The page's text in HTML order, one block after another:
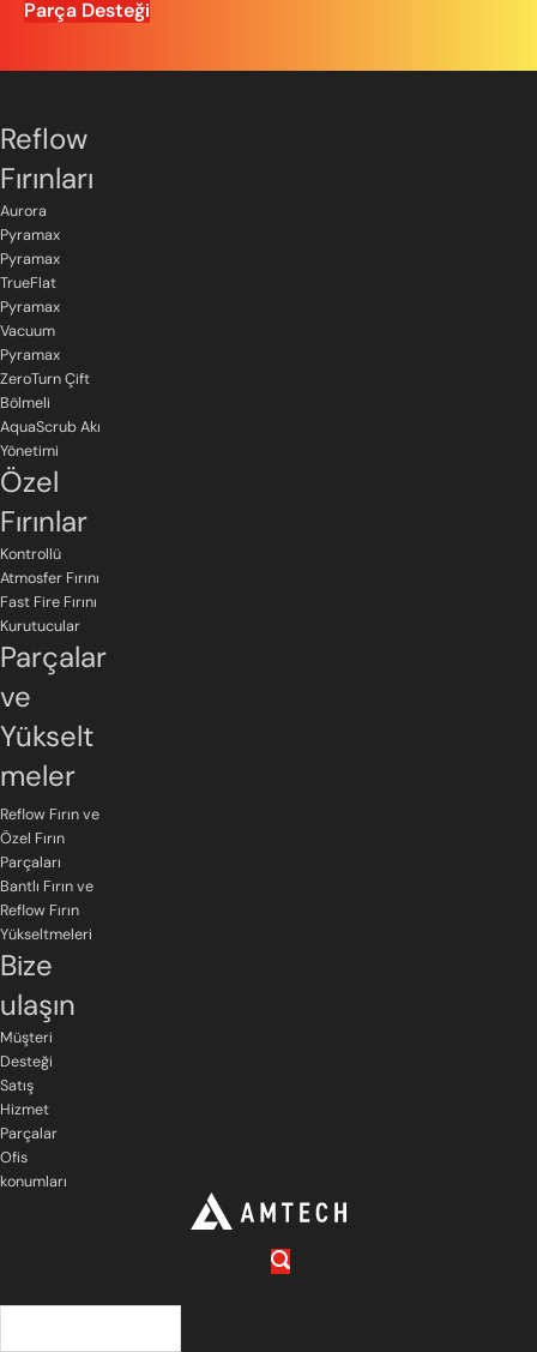
Parça Desteği
Reflow
Fırınları
Aurora
Pyramax
Pyramax
TrueFlat
Pyramax
Vacuum
Pyramax
ZeroTurn Çift
Bölmeli
AquaScrub Akı
Yönetimi
Özel
Fırınlar
Kontrollü
Atmosfer Fırını
Fast Fire Fırını
Kurutucular
Parçalar
ve
Yükselt
meler
Reflow Fırın ve
Özel Fırın
Parçaları
Bantlı Fırın ve
Reflow Fırın
Yükseltmeleri
Bize
ulaşın
Müşteri
Desteği
Satış
Hizmet
Parçalar
Ofis
konumları